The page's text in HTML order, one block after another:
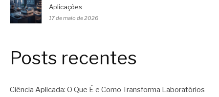
Aplicações
17 de maio de 2026
Posts recentes
Ciência Aplicada: O Que É e Como Transforma Laboratórios